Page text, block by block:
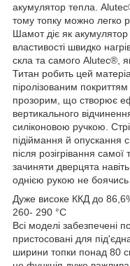
акумулятор тепла.
тому топку можно легко
Шамот діє як акумулятор
властивості швидко
скла та самого Alutec®,
Титан робить цей
піролізованим
прозорим, що створює
вертикального
силіконовою ручкою.
підіймання й опускання
після розігрівання
зачиняти дверцята
однією рукою не боячись
Дуже високе ККД до
260- 290 °C
Всі моделі забезпечені
пристосовані для
ширини топки понад 80